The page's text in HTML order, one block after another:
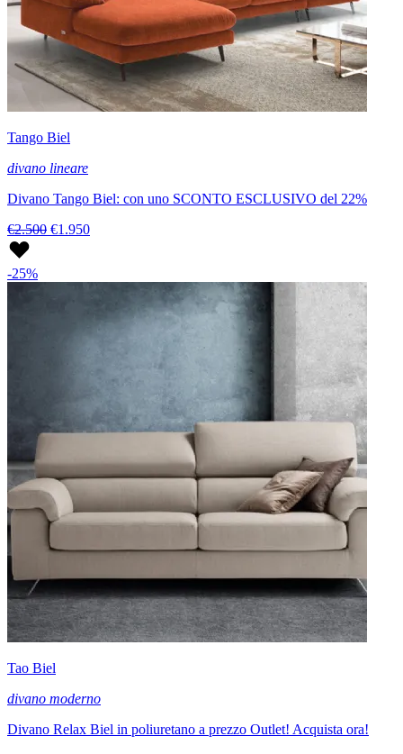
Tango Biel
divano lineare
Divano Tango Biel: con uno SCONTO ESCLUSIVO del 22%
€2.500 €1.950
-25%
Tao Biel
divano moderno
Divano Relax Biel in poliuretano a prezzo Outlet! Acquista ora!